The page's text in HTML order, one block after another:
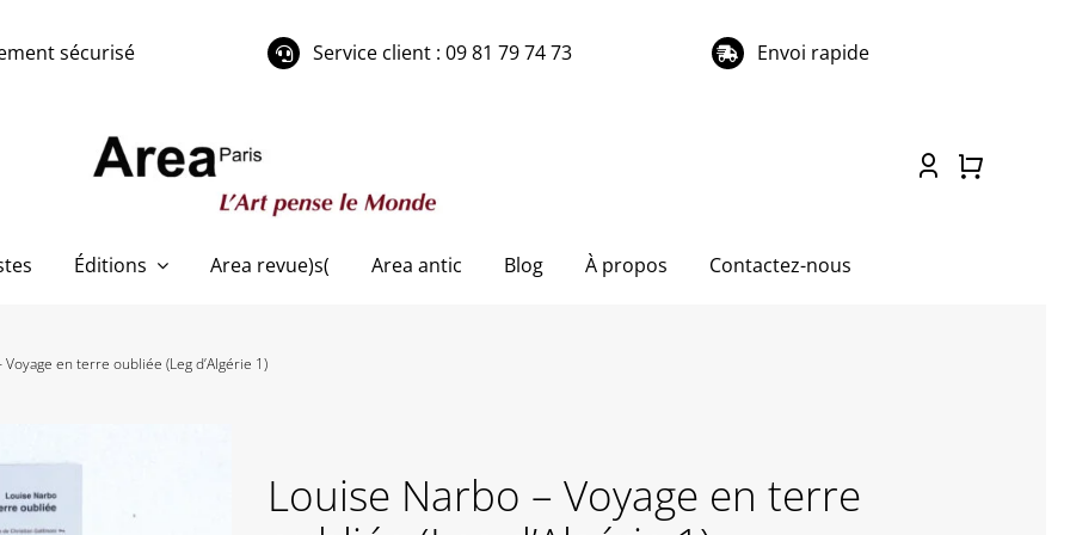
sécurisé Service client : 09 81 79 74 73 Envoi rapide
Éditions Area revue)s( Area antic Blog À propos Contactez-nous
en terre oubliée (Leg d’Algérie 1)
Louise Narbo – Voyage en terre